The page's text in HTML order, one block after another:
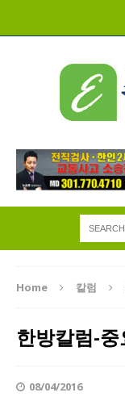
Home 칼럼
한방칼럼-
08/04/2016